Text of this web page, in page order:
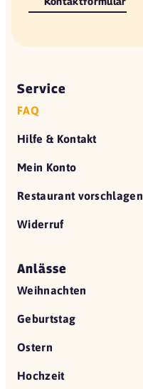
Service
FAQ
Hilfe & Kontakt
Mein Konto
Restaurant vorschlagen
Widerruf
Anlässe
Weihnachten
Geburtstag
Ostern
Hochzeit